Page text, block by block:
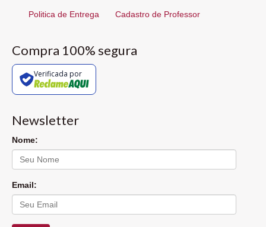
Politica de Entrega Cadastro de Professor
Compra 100% segura
Verificada por
Newsletter
Nome:
Email: